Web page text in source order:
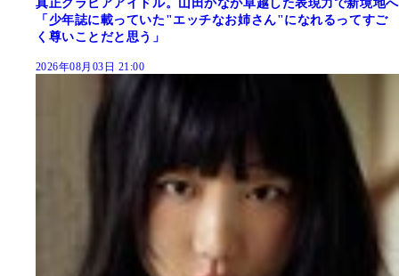
真正グラビアアイドル。山田かなが卓越した表現力で新境地へ
「少年誌に載っていた"エッチなお姉さん"になれるってすご
く尊いことだと思う」
2026年08月03日 21:00